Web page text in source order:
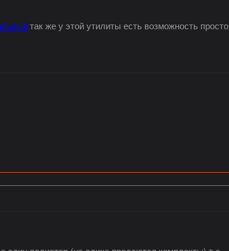
так же у этой утилиты есть возможность просто